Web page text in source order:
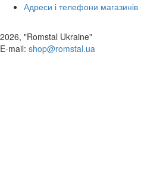
Адреси і телефони магазинів
2026, "Romstal Ukraine"
​E-mail: shop@romstal.ua